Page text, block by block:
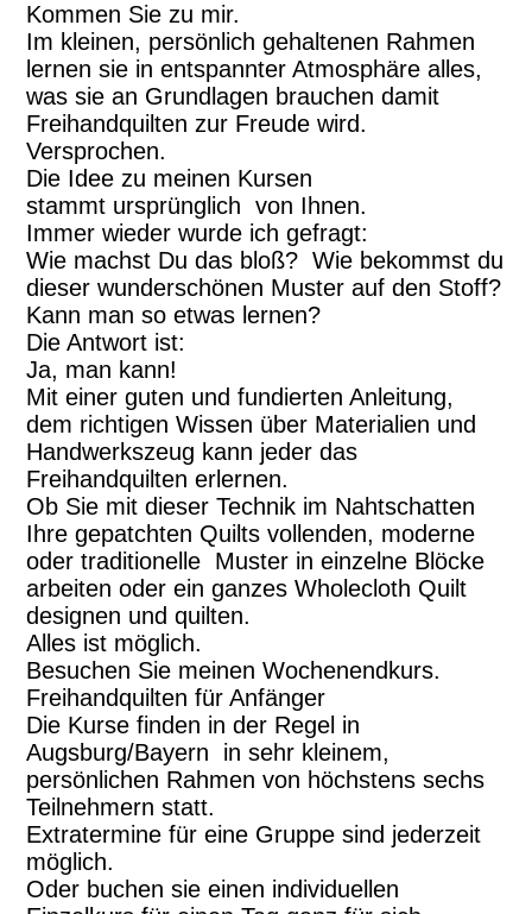
Kommen Sie zu mir.
Im kleinen, persönlich gehaltenen Rahmen
lernen sie in entspannter Atmosphäre alles,
was sie an Grundlagen brauchen damit
Freihandquilten zur Freude wird.
Versprochen.
Die Idee zu meinen Kursen
stammt ursprünglich von Ihnen.
Immer wieder wurde ich gefragt:
Wie machst Du das bloß? Wie bekommst du
dieser wunderschönen Muster auf den Stoff?
Kann man so etwas lernen?
Die Antwort ist:
Ja, man kann!
Mit einer guten und fundierten Anleitung,
dem richtigen Wissen über Materialien und
Handwerkszeug kann jeder das
Freihandquilten erlernen.
Ob Sie mit dieser Technik im Nahtschatten
Ihre gepatchten Quilts vollenden, moderne
oder traditionelle Muster in einzelne Blöcke
arbeiten oder ein ganzes Wholecloth Quilt
designen und quilten.
Alles ist möglich.
Besuchen Sie meinen Wochenendkurs.
Freihandquilten für Anfänger
Die Kurse finden in der Regel in
Augsburg/Bayern in sehr kleinem,
persönlichen Rahmen von höchstens sechs
Teilnehmern statt.
Extratermine für eine Gruppe sind jederzeit
möglich.
Oder buchen sie einen individuellen